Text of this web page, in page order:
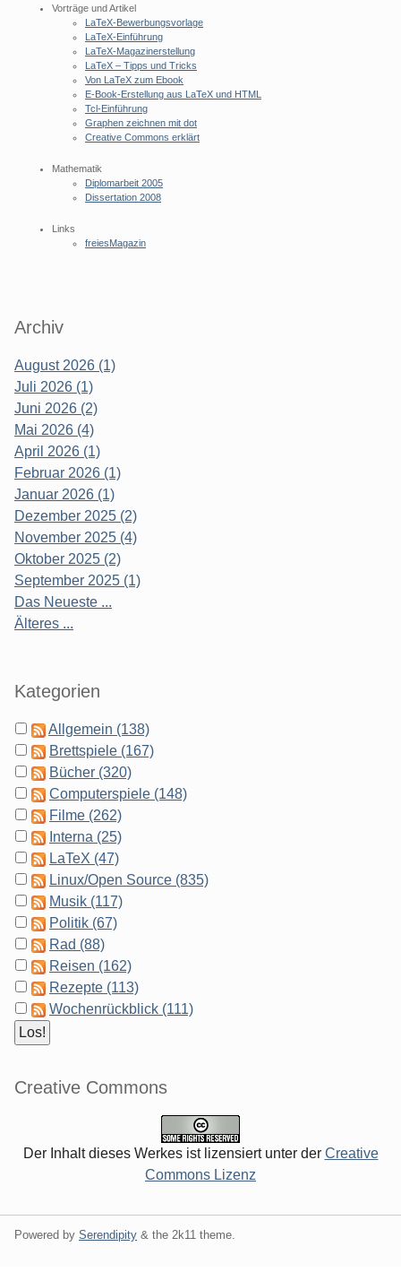
Vorträge und Artikel
LaTeX-Bewerbungsvorlage
LaTeX-Einführung
LaTeX-Magazinerstellung
LaTeX – Tipps und Tricks
Von LaTeX zum Ebook
E-Book-Erstellung aus LaTeX und HTML
Tcl-Einführung
Graphen zeichnen mit dot
Creative Commons erklärt
Mathematik
Diplomarbeit 2005
Dissertation 2008
Links
freiesMagazin
Archiv
August 2026 (1)
Juli 2026 (1)
Juni 2026 (2)
Mai 2026 (4)
April 2026 (1)
Februar 2026 (1)
Januar 2026 (1)
Dezember 2025 (2)
November 2025 (4)
Oktober 2025 (2)
September 2025 (1)
Das Neueste ...
Älteres ...
Kategorien
Allgemein (138)
Brettspiele (167)
Bücher (320)
Computerspiele (148)
Filme (262)
Interna (25)
LaTeX (47)
Linux/Open Source (835)
Musik (117)
Politik (67)
Rad (88)
Reisen (162)
Rezepte (113)
Wochenrückblick (111)
Creative Commons
Der Inhalt dieses Werkes ist lizensiert unter der Creative
Commons Lizenz
Powered by Serendipity & the 2k11 theme.